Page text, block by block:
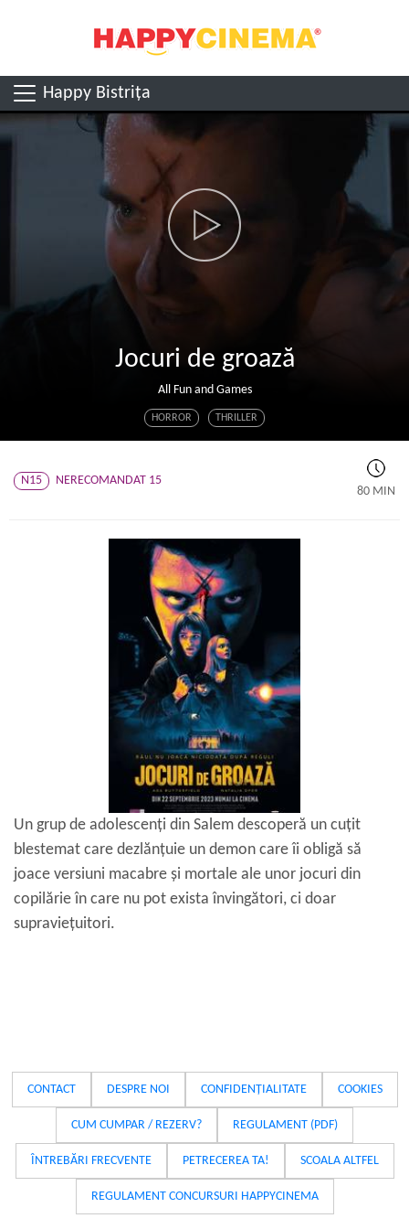
Happy Bistrița
Jocuri de groază
All Fun and Games
HORROR THRILLER
N15
NERECOMANDAT 15
80 MIN
Un grup de adolescenți din Salem descoperă un cuțit
blestemat care dezlănțuie un demon care îi obligă să
joace versiuni macabre și mortale ale unor jocuri din
copilărie în care nu pot exista învingători, ci doar
supraviețuitori.
CONTACT DESPRE NOI CONFIDENȚIALITATE COOKIES
CUM CUMPAR / REZERV? REGULAMENT (PDF)
ÎNTREBĂRI FRECVENTE PETRECEREA TA! SCOALA ALTFEL
REGULAMENT CONCURSURI HAPPYCINEMA